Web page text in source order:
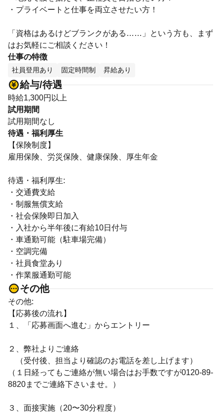
・プライベートと仕事を両立させたい方！
「資格はあるけどブランクがある……」という方も、まず
はお気軽にご相談ください！
仕事の特徴
社員登用あり 固定時間制 昇給あり
給与/待遇
時給1,300円以上
試用期間
試用期間なし
待遇・福利厚生
【保険制度】
雇用保険、労災保険、健康保険、厚生年金
待遇・福利厚生:
・交通費支給
・制服無償支給
・社会保険即日加入
・入社から半年後に有給10日付与
・車通勤可能（駐車場完備）
・空調完備
・社員食堂あり
・作業服通勤可能
その他
その他:
【応募後の流れ】
１、「応募画面へ進む」からエントリー
２、弊社よりご連絡
（受付後、担当より確認のお電話を差し上げます）
（１日経ってもご連絡が無い場合はお手数ですが0120-89-
8820までご連絡下さいませ。）
３、面接実施（20〜30分程度）